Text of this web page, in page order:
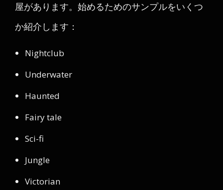
屋があります。始めるためのサンプルをいくつ
か紹介します：
Nightclub
Underwater
Haunted
Fairy tale
Sci-fi
Jungle
Victorian